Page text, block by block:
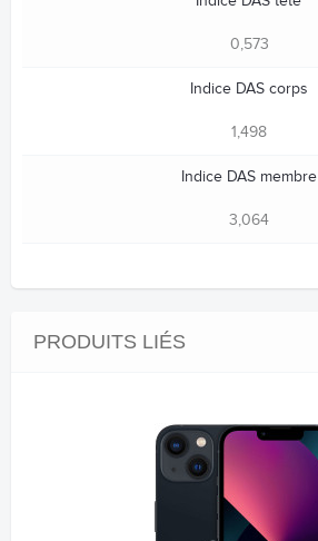
0,573
Indice DAS corps
1,498
Indice DAS membre
3,064
PRODUITS LIÉS